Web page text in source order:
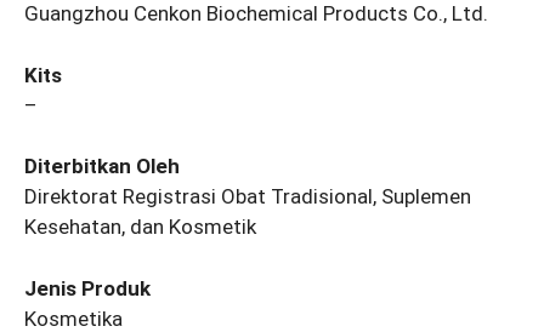
Guangzhou Cenkon Biochemical Products Co., Ltd.
Kits
–
Diterbitkan Oleh
Direktorat Registrasi Obat Tradisional, Suplemen
Kesehatan, dan Kosmetik
Jenis Produk
Kosmetika